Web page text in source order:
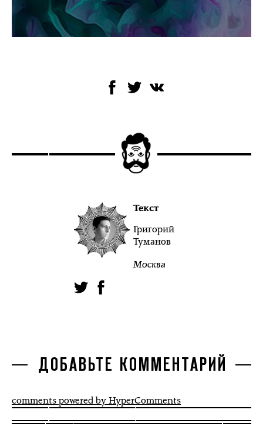
Текст
Григорий
Туманов
Москва
ДОБАВЬТЕ КОММЕНТАРИЙ
comments powered by HyperComments